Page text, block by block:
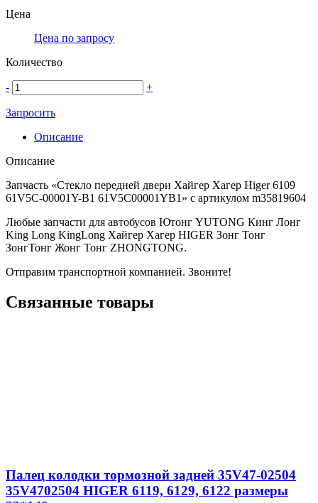
Цена
Цена по запросу
Количество
- +
Запросить
Описание
Описание
Запчасть «Стекло передней двери Хайгер Хагер Higer 6109
61V5C-00001Y-B1 61V5C00001YB1» с артикулом m35819604
Любые запчасти для автобусов Ютонг YUTONG Кинг Лонг
King Long KingLong Хайгер Хагер HIGER Зонг Тонг
ЗонгТонг Жонг Тонг ZHONGTONG.
Отправим транспортной компанией. Звоните!
Связанные товары
Палец колодки тормозной задней 35V47-02504
35V4702504 HIGER 6119, 6129, 6122 размеры